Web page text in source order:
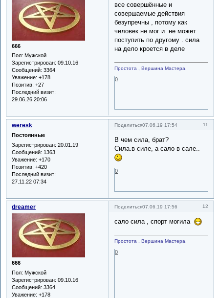
666
Пол: Мужской
Зарегистрирован: 09.10.16
Сообщений: 3364
Уважение: +178
Позитив: +27
Последний визит:
29.06.26 20:06
все совершённые и
совершаемые действия
безупречны , потому как
человек не мог и не может
поступить по другому . сила
на дело кроется в деле
Простота , Вершина Мастера.
0
Поделиться 11
07.06.19 17:54
weresk
Постоянные
Зарегистрирован: 20.01.19
Сообщений: 1363
Уважение: +170
Позитив: +420
Последний визит:
27.11.22 07:34
В чем сила, брат?
Сила.в силе, а сало в сале..
0
Поделиться 12
07.06.19 17:56
dreamer
666
Пол: Мужской
Зарегистрирован: 09.10.16
Сообщений: 3364
Уважение: +178
сало сила , спорт могила
Простота , Вершина Мастера.
0